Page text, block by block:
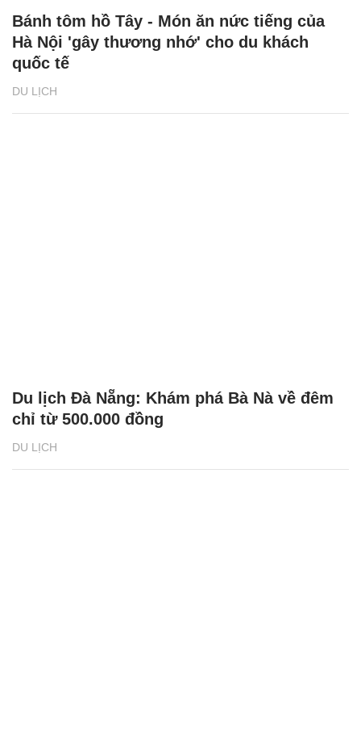
DU LỊCH
Bánh tôm hồ Tây - Món ăn nức tiếng của
Hà Nội 'gây thương nhớ' cho du khách
quốc tế
DU LỊCH
Du lịch Đà Nẵng: Khám phá Bà Nà về đêm
chỉ từ 500.000 đồng